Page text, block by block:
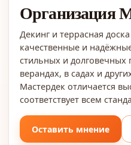
Организация
Декинг и террасная
качественные и
стильных и долговечных
верандах, в садах и
Мастердек отличается
соответствует всем
Оставить мнение